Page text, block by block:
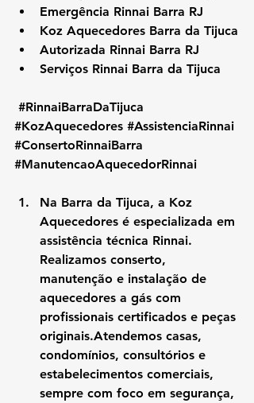
Emergência Rinnai Barra RJ
Koz Aquecedores Barra da Tijuca
Autorizada Rinnai Barra RJ
Serviços Rinnai Barra da Tijuca
#RinnaiBarraDaTijuca
#KozAquecedores #AssistenciaRinnai
#ConsertoRinnaiBarra
#ManutencaoAquecedorRinnai
Na Barra da Tijuca, a Koz
Aquecedores é especializada em
assistência técnica Rinnai.
Realizamos conserto,
manutenção e instalação de
aquecedores a gás com
profissionais certificados e peças
originais.Atendemos casas,
condomínios, consultórios e
estabelecimentos comerciais,
sempre com foco em segurança,